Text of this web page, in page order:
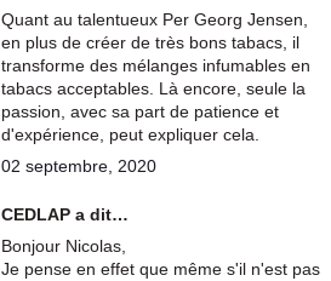
Quant au talentueux Per Georg Jensen,
en plus de créer de très bons tabacs, il
transforme des mélanges infumables en
tabacs acceptables. Là encore, seule la
passion, avec sa part de patience et
d'expérience, peut expliquer cela.
02 septembre, 2020
CEDLAP a dit…
Bonjour Nicolas,
Je pense en effet que même s'il n'est pas